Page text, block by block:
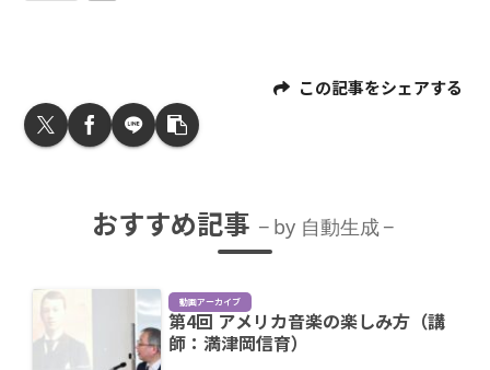
この記事をシェアする
おすすめ記事 by 自動生成
動画アーカイブ
第4回 アメリカ音楽の楽しみ方（講
師：満津岡信育）